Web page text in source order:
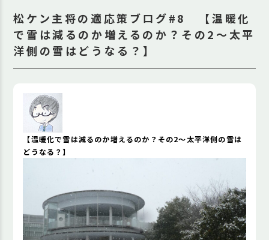
松ケン主将の適応策ブログ#8 【温暖化
で雪は減るのか増えるのか？その2〜太平
洋側の雪はどうなる？】
【温暖化で雪は減るのか増えるのか？その2〜太平洋側の雪は
どうなる？】